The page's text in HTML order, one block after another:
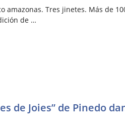
amazonas. Tres jinetes. Más de
de …
de Joies” de Pinedo